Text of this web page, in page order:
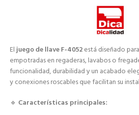
Eljuego de llave F-4052está diseñado
empotradas en regaderas, lavabos o
funcionalidad, durabilidad y un acabado
y conexiones roscables que facilitan su
🔹 Características principales: